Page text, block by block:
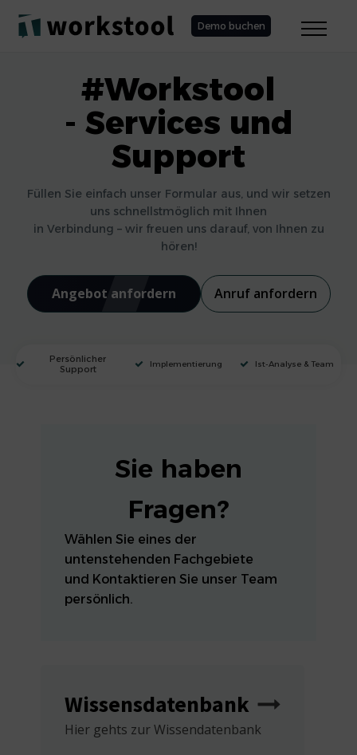
Demo buchen
#Workstool
- Services und
Support
Füllen Sie einfach unser Formular aus, und wir setzen
uns schnellstmöglich mit Ihnen
in Verbindung – wir freuen uns darauf, von Ihnen zu
hören!
Angebot anfordern Anruf anfordern
Persönlicher
Support
Implementierung Ist-Analyse & Team
Sie haben
Fragen?
Wählen Sie eines der
untenstehenden Fachgebiete
und Kontaktieren Sie unser Team
persönlich.
Wissensdatenbank
Hier gehts zur Wissendatenbank